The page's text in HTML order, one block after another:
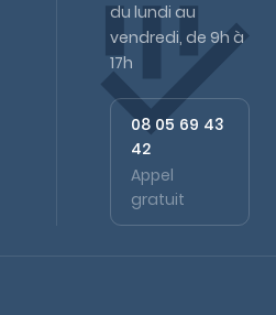
du lundi au
vendredi, de 9h à
17h
08 05 69 43
42
Appel
gratuit